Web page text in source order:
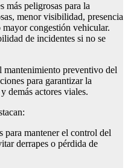
más peligrosas para la
menor visibilidad, presencia
congestión vehicular.
de incidentes si no se
mantenimiento preventivo del
para garantizar la
demás actores viales.
mantener el control del
derrapes o pérdida de